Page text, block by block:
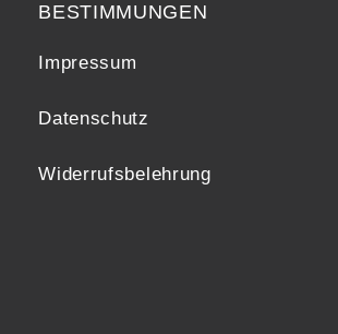
BESTIMMUNGEN
Impressum
Datenschutz
Widerrufsbelehrung